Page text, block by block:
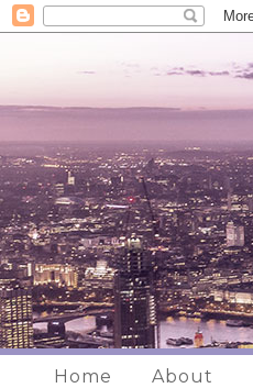
Home About